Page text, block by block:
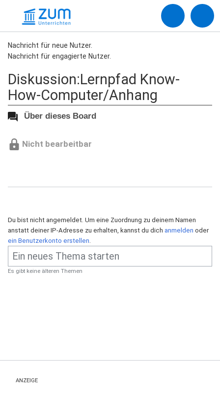
Nachricht für neue Nutzer.
Nachricht für engagierte Nutzer.
Diskussion:Lernpfad Know-
How-Computer/Anhang
Über dieses Board
Nicht bearbeitbar
Du bist nicht angemeldet. Um eine Zuordnung zu deinem Namen
anstatt deiner IP-Adresse zu erhalten, kannst du dich anmelden oder
ein Benutzerkonto erstellen.
Es gibt keine älteren Themen
ANZEIGE